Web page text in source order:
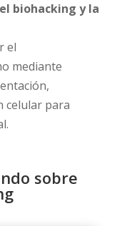
biohacking y la
el
mediante
celular para
sobre